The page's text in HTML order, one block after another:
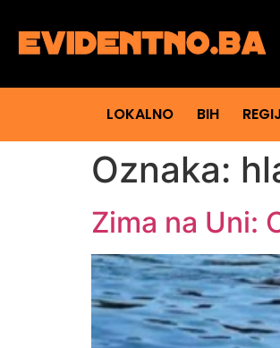
LOKALNO BIH
Oznaka:
Zima na Uni: